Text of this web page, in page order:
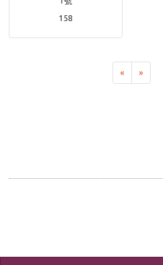
158
« »